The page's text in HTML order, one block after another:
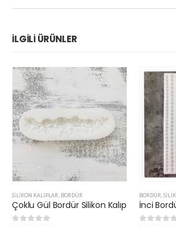
İLGILI ÜRÜNLER
SILIKON KALIPLAR, BORDÜR
Çoklu Gül Bordür Silikon Kalıp
BORDÜR,